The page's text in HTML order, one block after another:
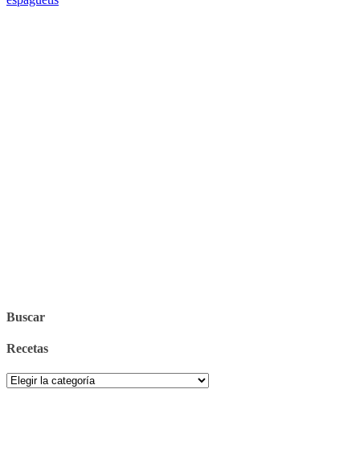
Buscar
Recetas
Recetas